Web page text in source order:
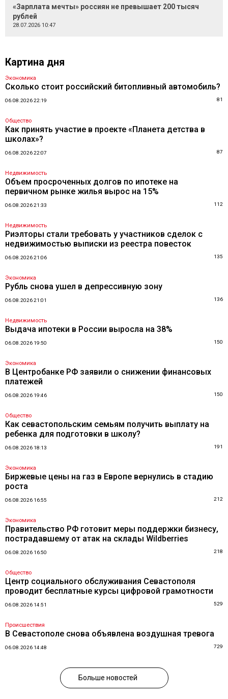
«Зарплата мечты» россиян не превышает 200 тысяч
рублей
28.07.2026 10:47
Картина дня
Экономика
Сколько стоит российский битопливный автомобиль?
06.08.2026 22:19 81
Общество
Как принять участие в проекте «Планета детства в
школах»?
06.08.2026 22:07 87
Недвижимость
Объем просроченных долгов по ипотеке на
первичном рынке жилья вырос на 15%
06.08.2026 21:33 112
Недвижимость
Риэлторы стали требовать у участников сделок с
недвижимостью выписки из реестра повесток
06.08.2026 21:06 135
Экономика
Рубль снова ушел в депрессивную зону
06.08.2026 21:01 136
Недвижимость
Выдача ипотеки в России выросла на 38%
06.08.2026 19:50 150
Экономика
В Центробанке РФ заявили о снижении финансовых
платежей
06.08.2026 19:46 150
Общество
Как севастопольским семьям получить выплату на
ребенка для подготовки в школу?
06.08.2026 18:13 191
Экономика
Биржевые цены на газ в Европе вернулись в стадию
роста
06.08.2026 16:55 212
Экономика
Правительство РФ готовит меры поддержки бизнесу,
пострадавшему от атак на склады Wildberries
06.08.2026 16:50 218
Общество
Центр социального обслуживания Севастополя
проводит бесплатные курсы цифровой грамотности
06.08.2026 14:51 529
Происшествия
В Севастополе снова объявлена воздушная тревога
06.08.2026 14:48 729
Больше новостей